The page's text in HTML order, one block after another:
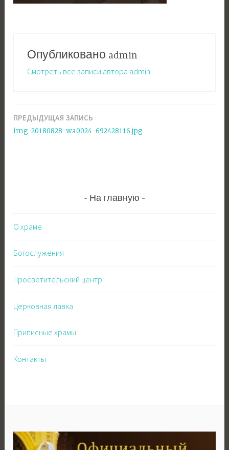
Опубликовано admin
Смотреть все записи автора admin
Навигация
по
ПРЕДЫДУЩАЯ ЗАПИСЬ
img-20180828-wa0024-692428116.jpg
На главную
О храме
Богослужения
Просветительский центр
Церковная лавка
Приписные храмы
Контакты